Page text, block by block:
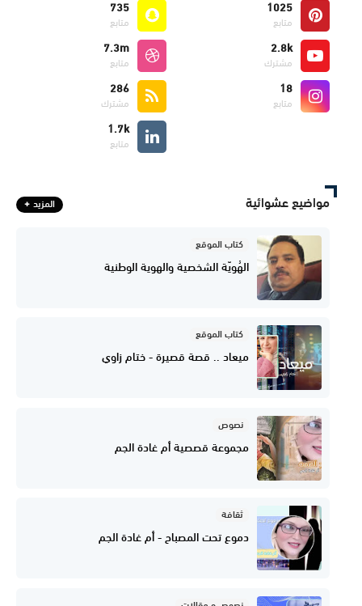
1025
متابع
735
متابع
2.8k
مشترك
7.3m
متابع
18
متابع
286
مشترك
1.7k
متابع
مواضيع عشوائية المزيد
كتاب الموقع
الهُويّة الشخصية والهوية الوطنية
كتاب الموقع
ميعاد .. قصة قصيرة - ختام زاوي
نصوص
مجموعة قصصية أم غادة الجم
ثقافة
دموع تحت المصباح - أم غادة الجم